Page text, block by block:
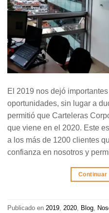
El 2019 nos dejó
oportunidades, sin lugar a
permitió que Carteleras
que viene en el 2020. Este
a los más de 1200 clientes
confianza en nosotros y
Continuar
Publicado en 2019 2020 Blog